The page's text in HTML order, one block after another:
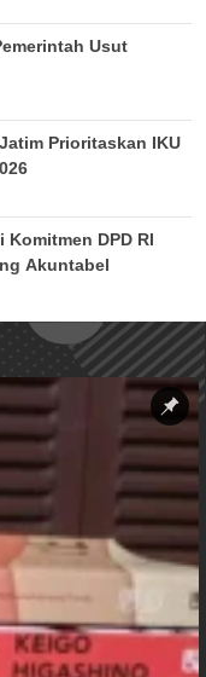
Usut
Prioritaskan IKU
Komitmen DPD RI
Akuntabel